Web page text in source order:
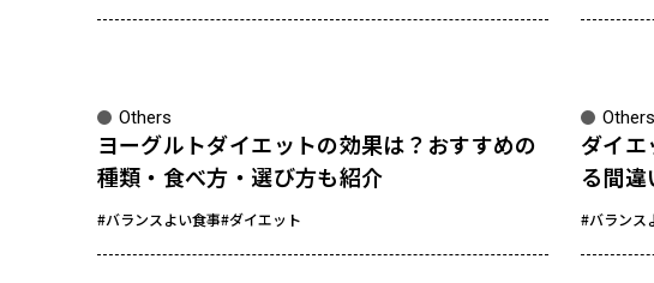
Others
ヨーグルトダイエットの効果は？おすすめの
種類・食べ方・選び方も紹介
#バランスよい食事#ダイエット
Others
ダイ
る間
#バランス